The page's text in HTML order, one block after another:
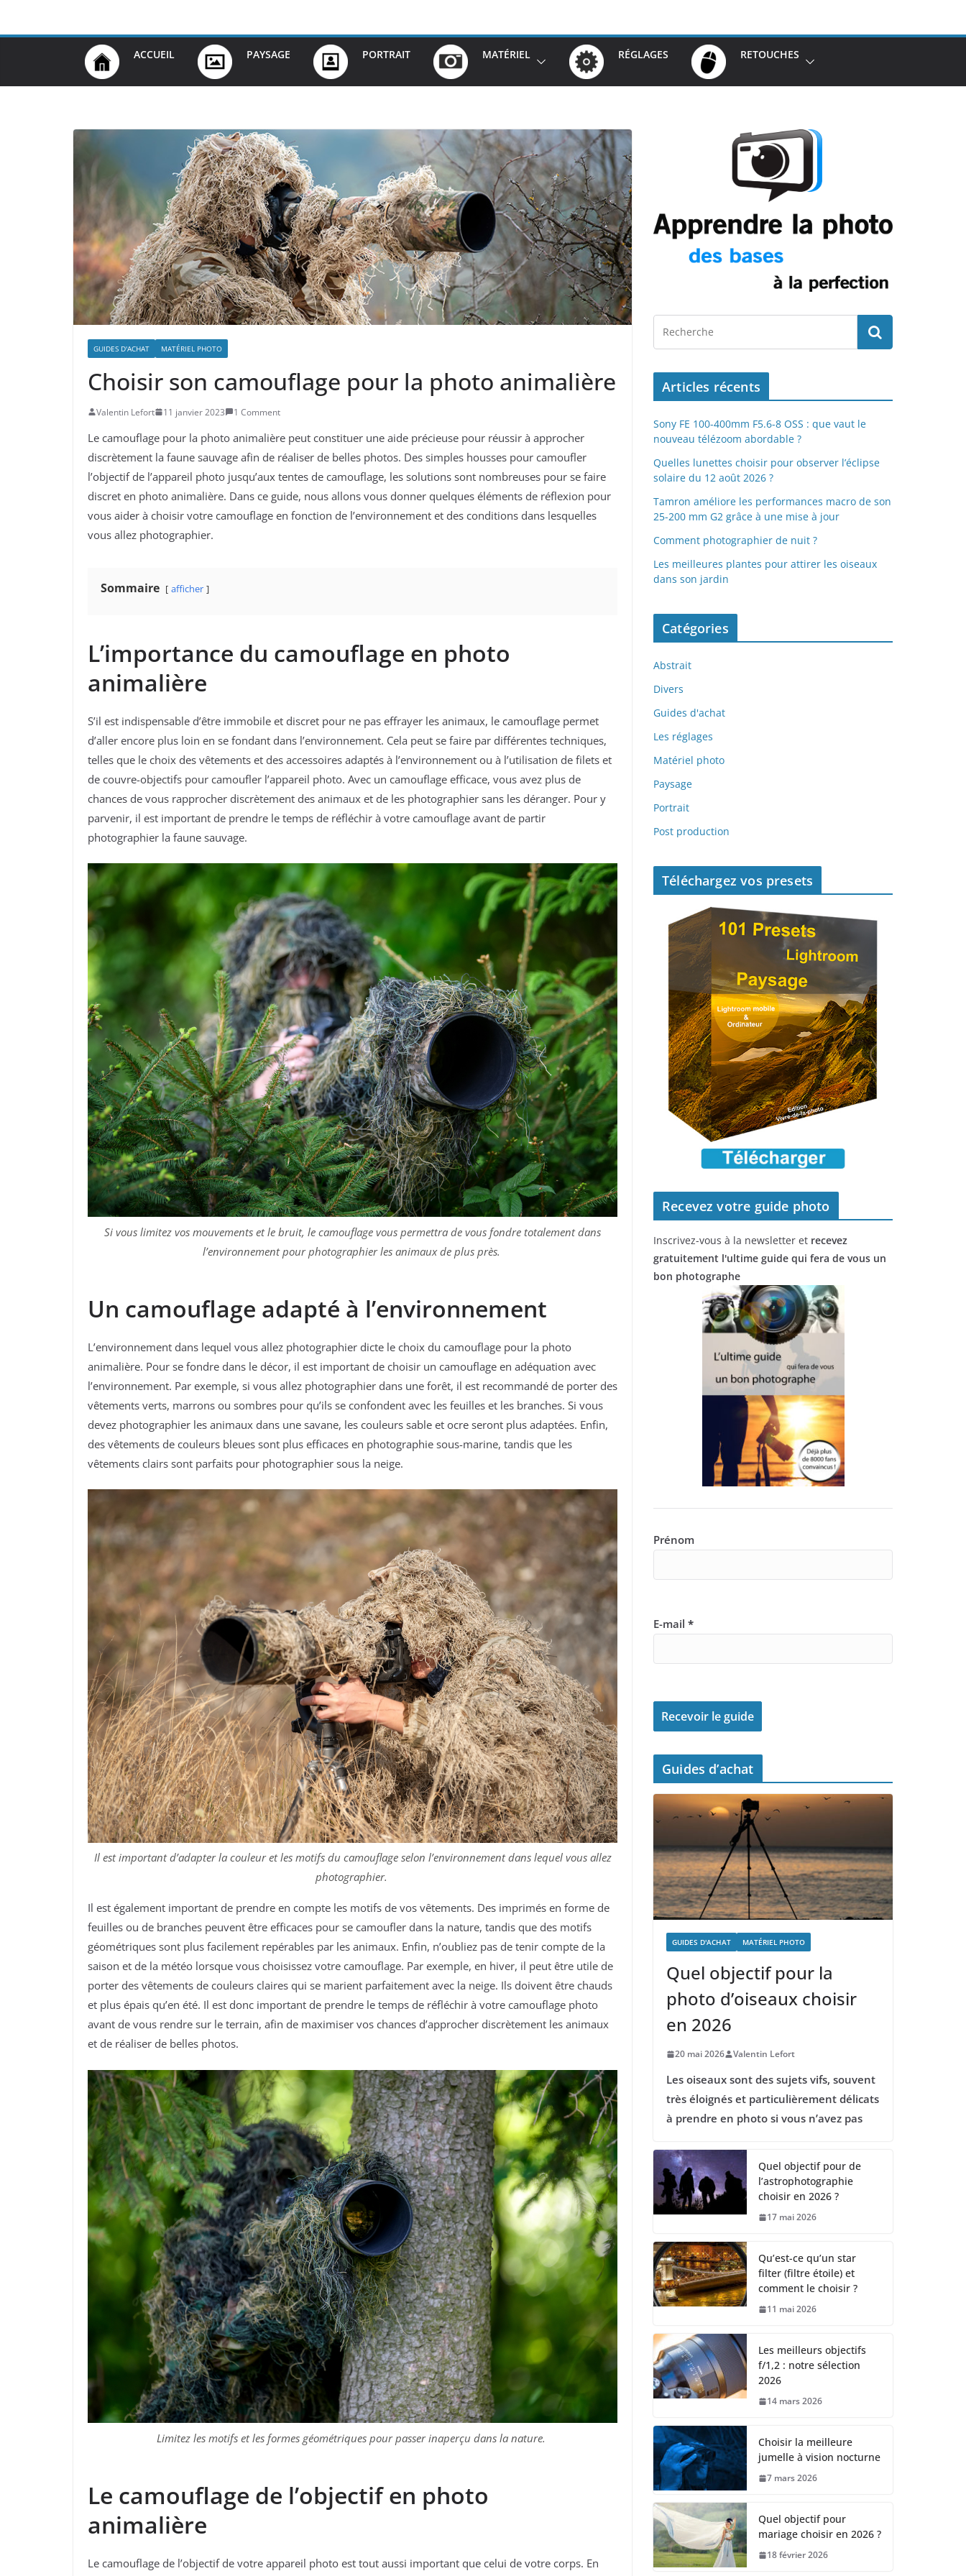
ACCUEIL PAYSAGE PORTRAIT MATÉRIEL RÉGLAGES RETOUCHES
GUIDES D'ACHAT MATÉRIEL PHOTO
Choisir son camouflage pour la photo animalière
Valentin Lefort 11 janvier 2023 1 Comment
Le camouflage pour la photo animalière peut constituer une aide précieuse pour réussir à approcher
discrètement la faune sauvage afin de réaliser de belles photos. Des simples housses pour camoufler
l’objectif de l’appareil photo jusqu’aux tentes de camouflage, les solutions sont nombreuses pour se faire
discret en photo animalière. Dans ce guide, nous allons vous donner quelques éléments de réflexion pour
vous aider à choisir votre camouflage en fonction de l’environnement et des conditions dans lesquelles
vous allez photographier.
Sommaire afficher
L’importance du camouflage en photo
animalière
S’il est indispensable d’être immobile et discret pour ne pas effrayer les animaux, le camouflage permet
d’aller encore plus loin en se fondant dans l’environnement. Cela peut se faire par différentes techniques,
telles que le choix des vêtements et des accessoires adaptés à l’environnement ou à l’utilisation de filets et
de couvre-objectifs pour camoufler l’appareil photo. Avec un camouflage efficace, vous avez plus de
chances de vous rapprocher discrètement des animaux et de les photographier sans les déranger. Pour y
parvenir, il est important de prendre le temps de réfléchir à votre camouflage avant de partir
photographier la faune sauvage.
Si vous limitez vos mouvements et le bruit, le camouflage vous permettra de vous fondre totalement dans
l’environnement pour photographier les animaux de plus près.
Un camouflage adapté à l’environnement
L’environnement dans lequel vous allez photographier dicte le choix du camouflage pour la photo
animalière. Pour se fondre dans le décor, il est important de choisir un camouflage en adéquation avec
l’environnement. Par exemple, si vous allez photographier dans une forêt, il est recommandé de porter des
vêtements verts, marrons ou sombres pour qu’ils se confondent avec les feuilles et les branches. Si vous
devez photographier les animaux dans une savane, les couleurs sable et ocre seront plus adaptées. Enfin,
des vêtements de couleurs bleues sont plus efficaces en photographie sous-marine, tandis que les
vêtements clairs sont parfaits pour photographier sous la neige.
Il est important d’adapter la couleur et les motifs du camouflage selon l’environnement dans lequel vous allez
photographier.
Il est également important de prendre en compte les motifs de vos vêtements. Des imprimés en forme de
feuilles ou de branches peuvent être efficaces pour se camoufler dans la nature, tandis que des motifs
géométriques sont plus facilement repérables par les animaux. Enfin, n’oubliez pas de tenir compte de la
saison et de la météo lorsque vous choisissez votre camouflage. Par exemple, en hiver, il peut être utile de
porter des vêtements de couleurs claires qui se marient parfaitement avec la neige. Ils doivent être chauds
et plus épais qu’en été. Il est donc important de prendre le temps de réfléchir à votre camouflage photo
avant de vous rendre sur le terrain, afin de maximiser vos chances d’approcher discrètement les animaux
et de réaliser de belles photos.
Limitez les motifs et les formes géométriques pour passer inaperçu dans la nature.
Le camouflage de l’objectif en photo
animalière
Le camouflage de l’objectif de votre appareil photo est tout aussi important que celui de votre corps. En
Articles récents
Sony FE 100-400mm F5.6-8 OSS : que vaut le
nouveau télézoom abordable ?
Quelles lunettes choisir pour observer l’éclipse
solaire du 12 août 2026 ?
Tamron améliore les performances macro de son
25-200 mm G2 grâce à une mise à jour
Comment photographier de nuit ?
Les meilleures plantes pour attirer les oiseaux
dans son jardin
Catégories
Abstrait
Divers
Guides d'achat
Les réglages
Matériel photo
Paysage
Portrait
Post production
Téléchargez vos presets
Recevez votre guide photo
Inscrivez-vous à la newsletter et recevez
gratuitement l'ultime guide qui fera de vous un
bon photographe
Prénom
E-mail *
Guides d’achat
GUIDES D'ACHAT MATÉRIEL PHOTO
Quel objectif pour la
photo d’oiseaux choisir
en 2026
20 mai 2026 Valentin Lefort
Les oiseaux sont des sujets vifs, souvent
très éloignés et particulièrement délicats
à prendre en photo si vous n’avez pas
Quel objectif pour de
l’astrophotographie
choisir en 2026 ?
17 mai 2026
Qu’est-ce qu’un star
filter (filtre étoile) et
comment le choisir ?
11 mai 2026
Les meilleurs objectifs
f/1,2 : notre sélection
2026
14 mars 2026
Choisir la meilleure
jumelle à vision nocturne
7 mars 2026
Quel objectif pour
mariage choisir en 2026 ?
18 février 2026